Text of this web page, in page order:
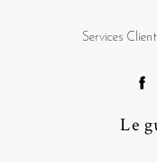
Services
Le